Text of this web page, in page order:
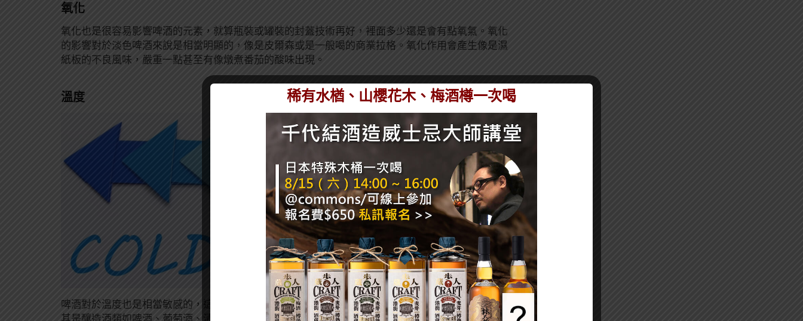
氧化
氧化也是很容易影響啤酒的元素，就算瓶裝或罐裝的封蓋技術再好，裡面多少還是會有點氧氣。氧化
的影響對於淡色啤酒來說是相當明顯的，像是皮爾森或是一般喝的商業拉格。氧化作用會產生像是濕
紙板的不良風味，嚴重一點甚至有像燉煮番茄的酸味出現。
溫度
啤酒對於溫度也是相當敏感的，這點不管對任何酒類都是一樣的，高溫容易讓酒的風味產生變化，尤
稀有水楢、山櫻花木、梅酒樽一次喝